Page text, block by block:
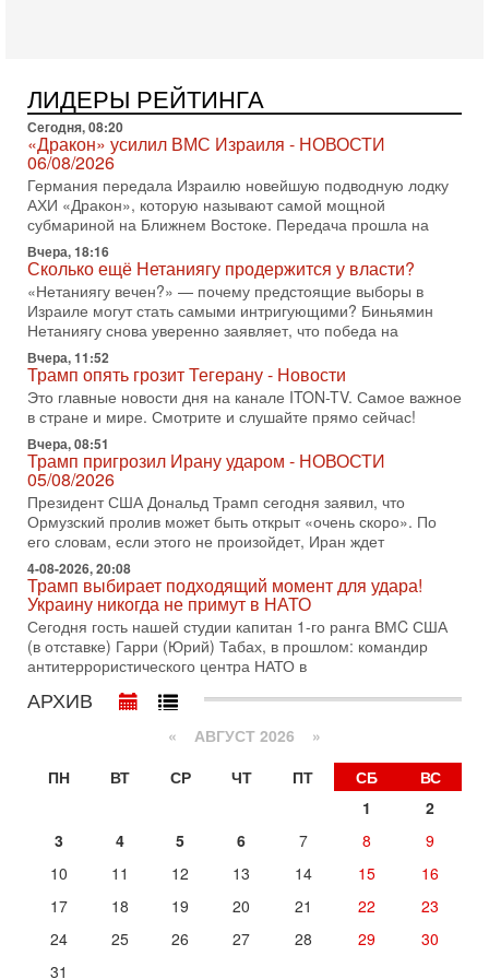
31-07-2026, 09:02
Битва за разоружение ХАМАСа - НОВОСТИ
31/07/2026
Сегодня президент США Дональд Трамп заявил о
достижении исторического соглашения о полном
разоружении ХАМАСа и других вооруженных группировок в
30-07-2026, 17:59
Иран доведет Трампа до крайних мер? Разбор и
оценка от военного обозревателя Давида Шарпа
Ситуация вокруг противостояния Ирана и США накаляется
с каждым днем. Почему Трамп в самый последний момент
отменил решение о нанесении тяжелых ударов
30-07-2026, 16:54
Покупатель авиакомпании «Аркия» намерен
запретить полеты по субботам!
Вокруг возможной продажи авиакомпании «Аркия»
разгорается громкий конфликт.
30-07-2026, 08:16
Трамп готовит удар по Ирану - НОВОСТИ 30/07/2026
Президент США Дональд Трамп сегодня рассматривает
возможность масштабной военной операции против Ирана
после ракетной атаки на американскую базу в
29-07-2026, 18:28
Трамп взбешен атакой на базы! Иран играет с огнем.
Израиль меняет курс
В эфире телеканала ITON-TV политолог Цви Маген,
дипломат, в прошлом - старший офицер военной разведки
29-07-2026, 15:31
Иран готовит наземное вторжение. Израиль
В эфире телеканала ITON-TV Григорий Тамар, офицер
ЦАХАЛа в отставке, писатель, журналист, военный историк.
29-07-2026, 11:48
Соцработники выходит на "тропу войны" с местными
властями
Около 7 400 социальных работников по всему Израилю
начале трудового спора между Профсоюзом
Сегодня, 08:20
ЛИДЕРЫ РЕЙТИНГА
Сегодня, 08:20
«Дракон» усилил ВМС Израиля - НОВОСТИ
06/08/2026
Германия передала Израилю новейшую подводную лодку
АХИ «Дракон», которую называют самой мощной
субмариной на Ближнем Востоке. Передача прошла на
Вчера, 18:16
Сколько ещё Нетаниягу продержится у власти?
«Нетаниягу вечен?» — почему предстоящие выборы в
Израиле могут стать самыми интригующими? Биньямин
Нетаниягу снова уверенно заявляет, что победа на
Вчера, 11:52
Трамп опять грозит Тегерану - Новости
Это главные новости дня на канале ITON-TV. Самое важное
в стране и мире. Смотрите и слушайте прямо сейчас!
Вчера, 08:51
Трамп пригрозил Ирану ударом - НОВОСТИ
05/08/2026
Президент США Дональд Трамп сегодня заявил, что
Ормузский пролив может быть открыт «очень скоро». По
его словам, если этого не произойдет, Иран ждет
4-08-2026, 20:08
Трамп выбирает подходящий момент для удара!
Украину никогда не примут в НАТО
Сегодня гость нашей студии капитан 1-го ранга ВМC США
(в отставке) Гарри (Юрий) Табах, в прошлом: командир
антитеррористического центра НАТО в
АРХИВ
« АВГУСТ 2026 »
ПН
ВТ СР ЧТ ПТ СБ
ВС
1
2
3
4 5 6 7 8
9
10
11 12 13 14 15
16
17
18 19 20 21 22
23
24
25 26 27 28 29
30
31